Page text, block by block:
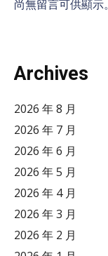
尚無留言可供顯示。
Archives
2026 年 8 月
2026 年 7 月
2026 年 6 月
2026 年 5 月
2026 年 4 月
2026 年 3 月
2026 年 2 月